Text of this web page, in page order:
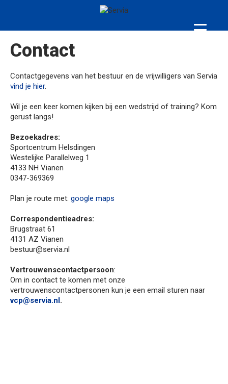
Contact
Contactgegevens van het bestuur en de vrijwilligers van Servia
vind je hier.
Wil je een keer komen kijken bij een wedstrijd of training? Kom
gerust langs!
Bezoekadres:
Sportcentrum Helsdingen
Westelijke Parallelweg 1
4133 NH Vianen
0347-369369
Plan je route met: google maps
Correspondentieadres:
Brugstraat 61
4131 AZ Vianen
bestuur@servia.nl
Vertrouwenscontactpersoon:
Om in contact te komen met onze
vertrouwenscontactpersonen kun je een email sturen naar
vcp@servia.nl.